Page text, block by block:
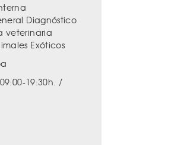
Diagnóstico
veterinaria
Exóticos
19:30h. /